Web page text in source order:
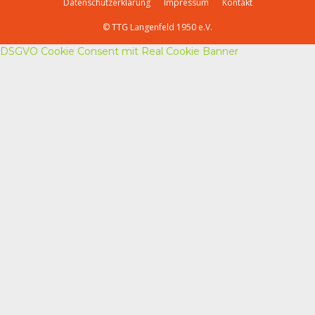
© TTG Langenfeld 1950 e.V.
DSGVO Cookie Consent mit Real Cookie Banner